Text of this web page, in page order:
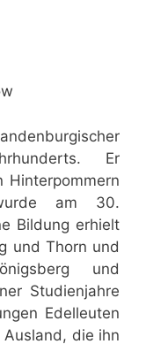
Er
Hinterpommern
am 30.
Bildung erhielt
und Thorn und
und
Studienjahre
Edelleuten
die ihn